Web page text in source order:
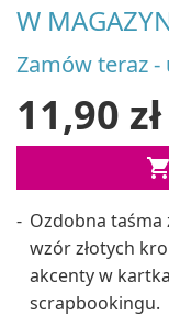
W
Zamów teraz
11,90 zł

Ozdobna taśma
wzór złotych
akcenty w
scrapbookingu.